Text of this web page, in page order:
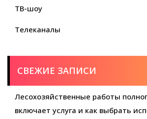
ТВ-шоу
Телеканалы
СВЕЖИЕ ЗАПИСИ
Лесохозяйственные работы
включает услуга и как выбрать